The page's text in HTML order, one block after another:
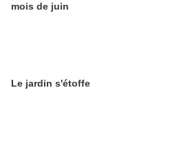
mois de juin
Le jardin s'étoffe